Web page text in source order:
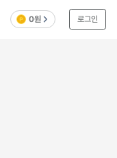
0원 로그인